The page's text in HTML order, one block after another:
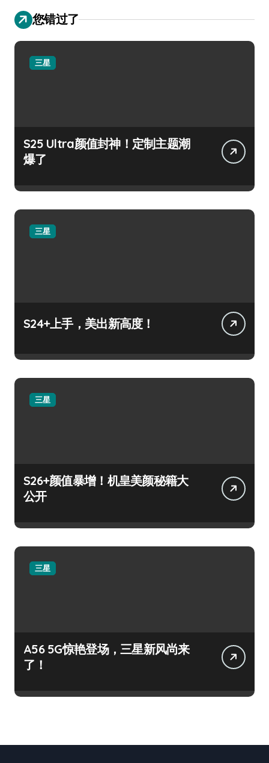
您错过了
三星
S25 Ultra颜值封神！定制主题潮
爆了
三星
S24+上手，美出新高度！
三星
S26+颜值暴增！机皇美颜秘籍大
公开
三星
A56 5G惊艳登场，三星新风尚来
了！